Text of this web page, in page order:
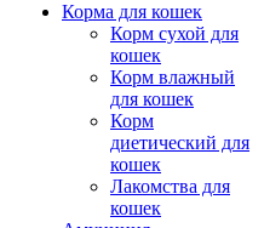
Корма для кошек
Корм сухой для
кошек
Корм влажный
для кошек
Корм
диетический для
кошек
Лакомства для
кошек